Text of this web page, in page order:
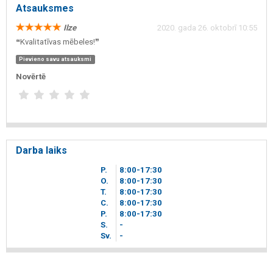
Atsauksmes
Ilze
2020. gada 26. oktobrī 10:55
❝Kvalitatīvas mēbeles!❞
Pievieno savu atsauksmi
Novērtē
Darba laiks
P. 8 00-17 30
O.
8 00-17 30
T.
8 00-17 30
C.
8 00-17 30
P.
8 00-17 30
S.
-
Sv.
-